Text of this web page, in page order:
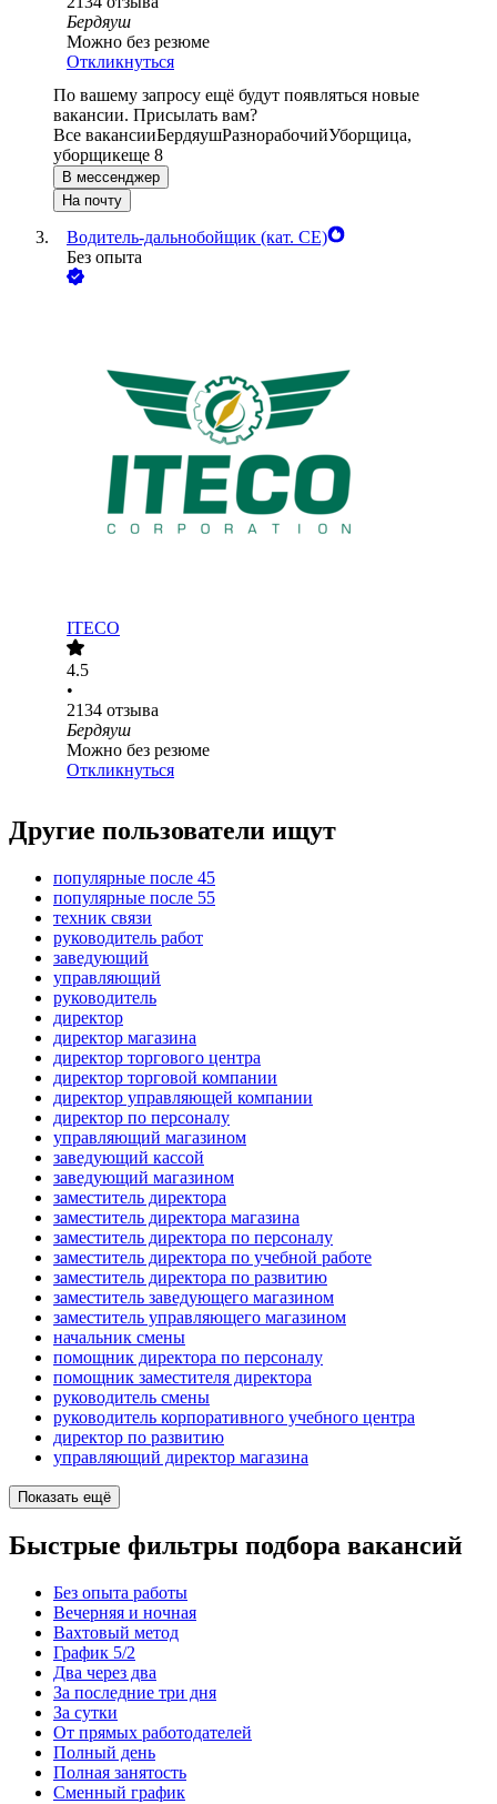
Бердяуш
Можно без резюме
Откликнуться
По вашему запросу ещё будут появляться новые
вакансии. Присылать вам?
Все вакансииБердяушРазнорабочийУборщица,
уборщикеще 8
В мессенджер
На почту
Водитель-дальнобойщик (кат. CE)
Без опыта
ITECO
4.5
•
2134 отзыва
Бердяуш
Можно без резюме
Откликнуться
Другие пользователи ищут
популярные после 45
популярные после 55
техник связи
руководитель работ
заведующий
управляющий
руководитель
директор
директор магазина
директор торгового центра
директор торговой компании
директор управляющей компании
директор по персоналу
управляющий магазином
заведующий кассой
заведующий магазином
заместитель директора
заместитель директора магазина
заместитель директора по персоналу
заместитель директора по учебной работе
заместитель директора по развитию
заместитель заведующего магазином
заместитель управляющего магазином
начальник смены
помощник директора по персоналу
помощник заместителя директора
руководитель смены
руководитель корпоративного учебного центра
директор по развитию
управляющий директор магазина
Показать ещё
Быстрые фильтры подбора вакансий
Без опыта работы
Вечерняя и ночная
Вахтовый метод
График 5/2
Два через два
За последние три дня
За сутки
От прямых работодателей
Полный день
Полная занятость
Сменный график